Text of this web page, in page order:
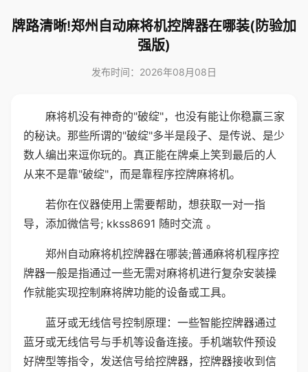
牌路清晰!郑州自动麻将机控牌器在哪装(防验加
强版)
发布时间：2026年08月08日
麻将机没有神奇的"破绽"，也没有能让你稳赢三家
的秘诀。那些所谓的"破绽"多半是段子、是传说、是少
数人编出来逗你玩的。真正能在牌桌上笑到最后的人
从来不是靠"破绽"，而是靠程序控牌麻将机。
若你在仪器使用上需要帮助，想获取一对一指
导，添加微信号; kkss8691 随时交流 。
郑州自动麻将机控牌器在哪装;普通麻将机程序控
牌器一般是指通过一些无需对麻将机进行复杂安装操
作就能实现控制麻将牌功能的设备或工具。
蓝牙或无线信号控制原理：一些智能控牌器通过
蓝牙或无线信号与手机等设备连接。手机端软件预设
好牌型等指令，发送信号给控牌器，控牌器接收到信